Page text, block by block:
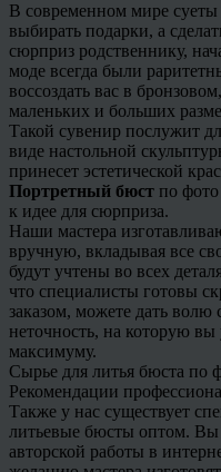
В современном мире
выбирать подарки, а
сюрприз родственнику,
моде всегда были
воссоздать вас в
маленьких и больших
Такой сувенир послужит
виде настольной
принесет эстетической
Портретный бюст по
к идее для сюрприза.
Наши мастера
вручную, вкладывая все
будут учтены во всех
что специалисты готовы
заказом, можете дать
неточность, на которую вы
максимуму.
Сырье для литья бюста по
Рекомендации
Также у нас существует
литьевые бюсты оптом.
авторской работы в